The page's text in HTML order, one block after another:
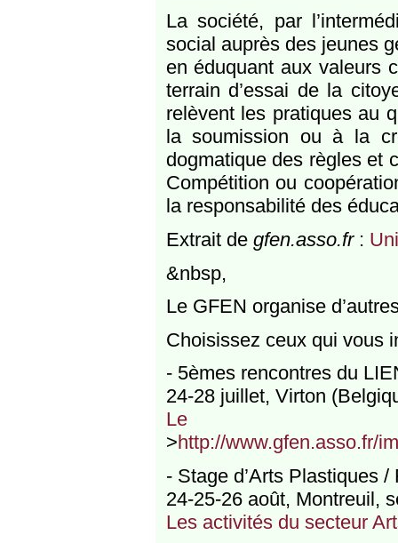
La société, par
social auprès des jeunes
en éduquant aux valeurs
terrain d’essai de la
relèvent les pratiques au
la soumission ou à la
dogmatique des règles et
Compétition ou
la responsabilité des
Extrait de gfen.asso.fr:
&nbsp,
Le GFEN organise
Choisissez ceux qui vous
- 5èmes rencontres du
24-28 juillet, Virton
Le
>http://www.gfen.asso.fr/
- Stage d’Arts Plastiques
24-25-26 août, Montreuil,
Les activités du secteur